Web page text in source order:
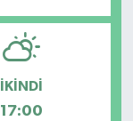
İKINDI
17:00